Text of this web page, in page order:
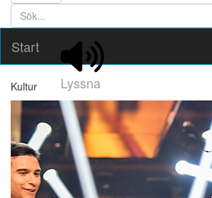
Söktext
Start
Lyssna
Kultur